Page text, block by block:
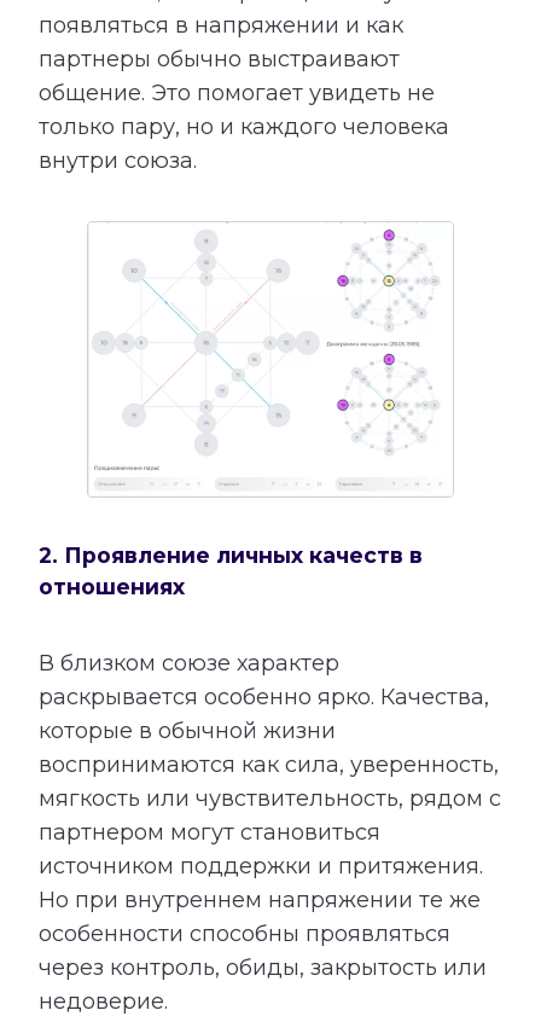
появляться в напряжении и как
партнеры обычно выстраивают
общение. Это помогает увидеть не
только пару, но и каждого человека
внутри союза.
2. Проявление личных качеств в
отношениях
В близком союзе характер
раскрывается особенно ярко. Качества,
которые в обычной жизни
воспринимаются как сила, уверенность,
мягкость или чувствительность, рядом с
партнером могут становиться
источником поддержки и притяжения.
Но при внутреннем напряжении те же
особенности способны проявляться
через контроль, обиды, закрытость или
недоверие.